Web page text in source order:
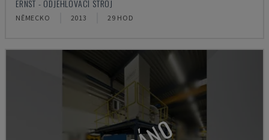
ERNST - ODJEHLOVACÍ STROJ
NĚMECKO 2013 29 HOD